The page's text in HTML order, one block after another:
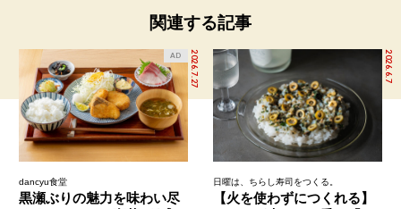
関連する記事
2026.7.27
AD
dancyu食堂
黒瀬ぶりの魅力を味わい尽
2026.6.7
日曜は、ちらし寿司をつくる。
【火を使わずにつくれる】